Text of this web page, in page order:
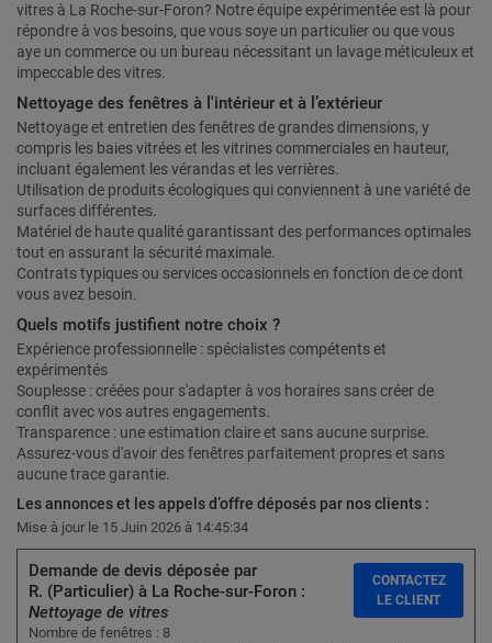
vitres à La Roche-sur-Foron? Notre équipe expérimentée est là pour
répondre à vos besoins, que vous soye un particulier ou que vous
aye un commerce ou un bureau nécessitant un lavage méticuleux et
impeccable des vitres.
Nettoyage des fenêtres à l'intérieur et à l’extérieur
Nettoyage et entretien des fenêtres de grandes dimensions, y
compris les baies vitrées et les vitrines commerciales en hauteur,
incluant également les vérandas et les verrières.
Utilisation de produits écologiques qui conviennent à une variété de
surfaces différentes.
Matériel de haute qualité garantissant des performances optimales
tout en assurant la sécurité maximale.
Contrats typiques ou services occasionnels en fonction de ce dont
vous avez besoin.
Quels motifs justifient notre choix ?
Expérience professionnelle : spécialistes compétents et
expérimentés
Souplesse : créées pour s'adapter à vos horaires sans créer de
conflit avec vos autres engagements.
Transparence : une estimation claire et sans aucune surprise.
Assurez-vous d'avoir des fenêtres parfaitement propres et sans
aucune trace garantie.
Les annonces et les appels d’offre déposés par nos clients :
Mise à jour le 15 Juin 2026 à 14:45:34
Demande de devis déposée par
R. (Particulier) à La Roche-sur-Foron :
Nettoyage de vitres
Nombre de fenêtres : 8
CONTACTEZ
LE CLIENT